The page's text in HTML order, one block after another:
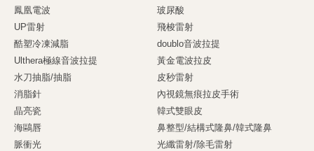
鳳凰電波
玻尿酸
UP雷射
飛梭雷射
酷塑冷凍減脂
doublo音波拉提
Ulthera極線音波拉提
黃金電波拉皮
水刀抽脂/抽脂
皮秒雷射
消脂針
內視鏡無痕拉皮手術
晶亮瓷
韓式雙眼皮
海鷗唇
鼻整型/結構式隆鼻/韓式隆鼻
脈衝光
光纖雷射/除毛雷射